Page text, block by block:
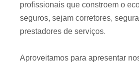
profissionais que constroem o
seguros, sejam corretores,
prestadores de serviços.
Aproveitamos para apresentar